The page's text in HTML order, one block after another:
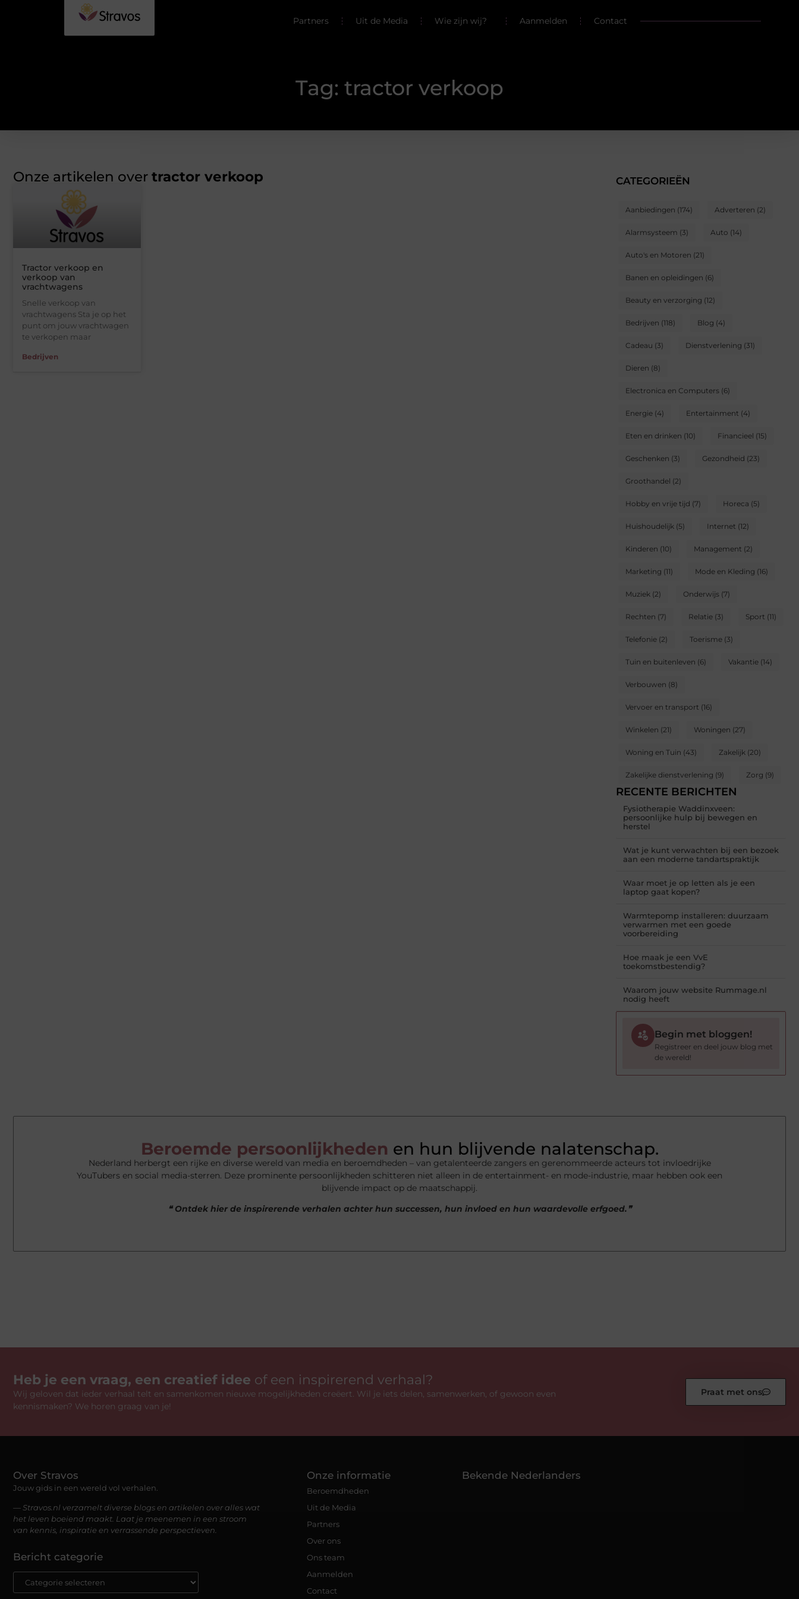
Partners Uit de Media Wie zijn wij? Aanmelden Contact
Tag: tractor verkoop
Onze artikelen over tractor verkoop
Tractor verkoop en
verkoop van
vrachtwagens
Snelle verkoop van
vrachtwagens Sta je op het
punt om jouw vrachtwagen
te verkopen maar
Bedrijven
CATEGORIEËN
Aanbiedingen (174) Adverteren (2)
Alarmsysteem (3) Auto (14)
Auto's en Motoren (21)
Banen en opleidingen (6)
Beauty en verzorging (12)
Bedrijven (118) Blog (4)
Cadeau (3) Dienstverlening (31)
Dieren (8)
Electronica en Computers (6)
Energie (4) Entertainment (4)
Eten en drinken (10) Financieel (15)
Geschenken (3) Gezondheid (23)
Groothandel (2)
Hobby en vrije tijd (7) Horeca (5)
Huishoudelijk (5) Internet (12)
Kinderen (10) Management (2)
Marketing (11) Mode en Kleding (16)
Muziek (2) Onderwijs (7)
Rechten (7) Relatie (3) Sport (11)
Telefonie (2) Toerisme (3)
Tuin en buitenleven (6) Vakantie (14)
Verbouwen (8)
Vervoer en transport (16)
Winkelen (21) Woningen (27)
Woning en Tuin (43) Zakelijk (20)
Zakelijke dienstverlening (9) Zorg (9)
RECENTE BERICHTEN
Fysiotherapie Waddinxveen:
persoonlijke hulp bij bewegen en
herstel
Wat je kunt verwachten bij een bezoek
aan een moderne tandartspraktijk
Waar moet je op letten als je een
laptop gaat kopen?
Warmtepomp installeren: duurzaam
verwarmen met een goede
voorbereiding
Hoe maak je een VvE
toekomstbestendig?
Waarom jouw website Rummage.nl
nodig heeft
Begin met bloggen!
Registreer en deel jouw blog met
de wereld!
Beroemde persoonlijkheden en hun blijvende nalatenschap.
Nederland herbergt een rijke en diverse wereld van media en beroemdheden – van getalenteerde zangers en gerenommeerde acteurs tot invloedrijke
YouTubers en social media-sterren. Deze prominente persoonlijkheden schitteren niet alleen in de entertainment- en mode-industrie, maar hebben ook een
blijvende impact op de maatschappij.
❝ Ontdek hier de inspirerende verhalen achter hun successen, hun invloed en hun waardevolle erfgoed.❞
Heb je een vraag, een creatief idee of een inspirerend verhaal?
Wij geloven dat ieder verhaal telt en samenkomen nieuwe mogelijkheden creëert. Wil je iets delen, samenwerken, of gewoon even
kennismaken? We horen graag van je!
Praat met ons
Over Stravos
Jouw gids in een wereld vol verhalen.
— Stravos.nl verzamelt diverse blogs en artikelen over alles wat
het leven boeiend maakt. Laat je meenemen in een stroom
van kennis, inspiratie en verrassende perspectieven.
Bericht categorie
Onze informatie
Beroemdheden
Uit de Media
Partners
Over ons
Ons team
Aanmelden
Contact
Bekende Nederlanders